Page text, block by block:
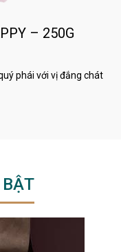
– 250G
phái với vị đắng chát